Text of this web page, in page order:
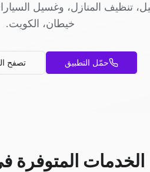
تنظيف المنازل، وغسيل
خيطان، الكويت.
حمّل التطبيق تصفح
الخدمات المتوفرة